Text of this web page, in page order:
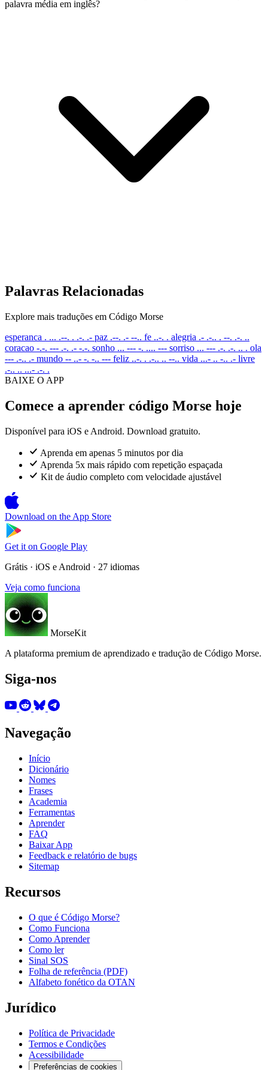
palavra média em inglês?
Palavras Relacionadas
Explore mais traduções em Código Morse
esperanca . ... .--. . .-. .- paz .--. .- --.. fe ..-. . alegria .- .-.. . --. .-. ..
coracao -.-. --- .-. .- -.-. sonho ... --- -. .... --- sorriso ... --- .-. .-. .. . ola
--- .-.. .- mundo -- ..- -. -.. --- feliz ..-. . .-.. .. --.. vida ...- .. -.. .- livre
.-.. .. ...- .-. .
BAIXE O APP
Comece a aprender código Morse hoje
Disponível para iOS e Android. Download gratuito.
Aprenda em apenas 5 minutos por dia
Aprenda 5x mais rápido com repetição espaçada
Kit de áudio completo com velocidade ajustável
Download on the App Store
Get it on Google Play
Grátis · iOS e Android · 27 idiomas
Veja como funciona
MorseKit
A plataforma premium de aprendizado e tradução de Código Morse.
Siga-nos
Navegação
Início
Dicionário
Nomes
Frases
Academia
Ferramentas
Aprender
FAQ
Baixar App
Feedback e relatório de bugs
Sitemap
Recursos
O que é Código Morse?
Como Funciona
Como Aprender
Como ler
Sinal SOS
Folha de referência (PDF)
Alfabeto fonético da OTAN
Jurídico
Política de Privacidade
Termos e Condições
Acessibilidade
Preferências de cookies